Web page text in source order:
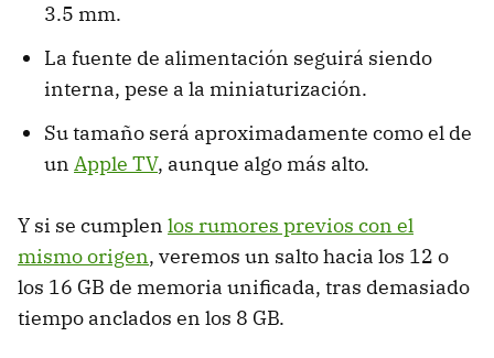
3.5 mm.
La fuente de alimentación seguirá siendo
interna, pese a la miniaturización.
Su tamaño será aproximadamente como el de
un Apple TV, aunque algo más alto.
Y si se cumplen los rumores previos con el
mismo origen, veremos un salto hacia los 12 o
los 16 GB de memoria unificada, tras demasiado
tiempo anclados en los 8 GB.